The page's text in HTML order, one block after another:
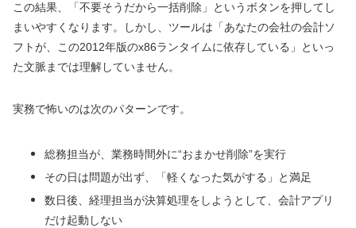
この結果、「不要そうだから一括削除」というボタンを押してし
まいやすくなります。しかし、ツールは「あなたの会社の会計ソ
フトが、この2012年版のx86ランタイムに依存している」といっ
た文脈までは理解していません。
実務で怖いのは次のパターンです。
総務担当が、業務時間外に“おまかせ削除”を実行
その日は問題が出ず、「軽くなった気がする」と満足
数日後、経理担当が決算処理をしようとして、会計アプリ
だけ起動しない